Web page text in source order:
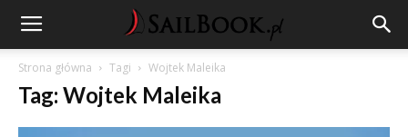
Strona główna Tagi Wojtek Maleika
Tag: Wojtek Maleika